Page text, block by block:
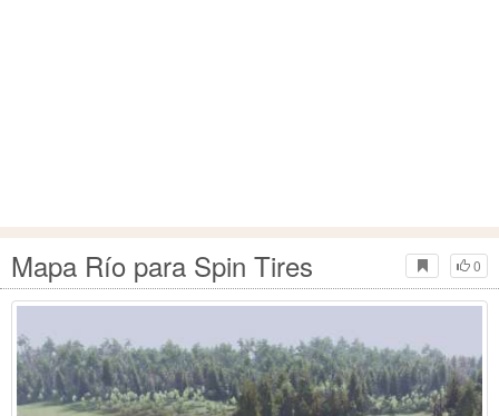
0
Mapa Río para Spin Tires